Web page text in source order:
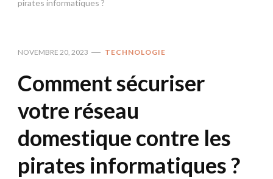
pirates informatiques ?
NOVEMBRE 20, 2023 TECHNOLOGIE
Comment sécuriser
votre réseau
domestique contre les
pirates informatiques ?